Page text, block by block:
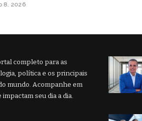
8, 2026
completo para as
política e os principais
mundo. Acompanhe em
seu dia a dia.